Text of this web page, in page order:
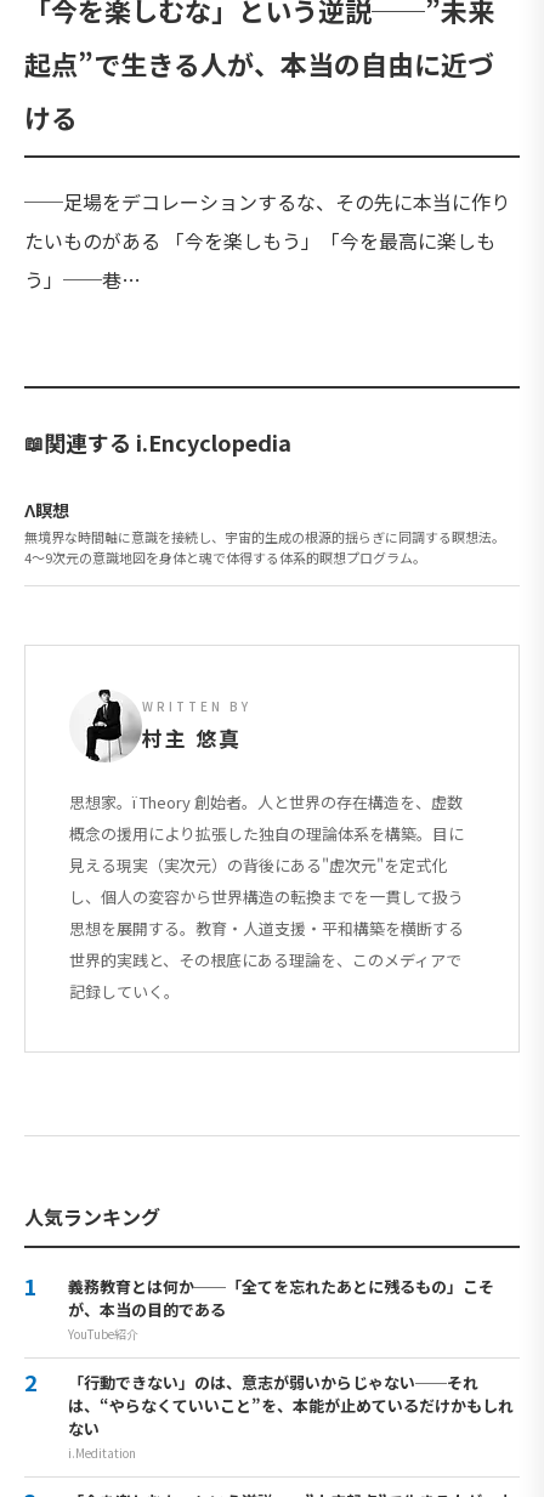
「今を楽しむな」という逆説──”未来
起点”で生きる人が、本当の自由に近づ
ける
──足場をデコレーションするな、その先に本当に作り
たいものがある 「今を楽しもう」「今を最高に楽しも
う」──巷…
関連する i.Encyclopedia
Λ瞑想
無境界な時間軸に意識を接続し、宇宙的生成の根源的揺らぎに同調する瞑想法。
4〜9次元の意識地図を身体と魂で体得する体系的瞑想プログラム。
WRITTEN BY
村主 悠真
思想家。ï Theory 創始者。人と世界の存在構造を、虚数
概念の援用により拡張した独自の理論体系を構築。目に
見える現実（実次元）の背後にある"虚次元"を定式化
し、個人の変容から世界構造の転換までを一貫して扱う
思想を展開する。教育・人道支援・平和構築を横断する
世界的実践と、その根底にある理論を、このメディアで
記録していく。
人気ランキング
義務教育とは何か──「全てを忘れたあとに残るもの」こそ
が、本当の目的である
YouTube紹介
「行動できない」のは、意志が弱いからじゃない──それ
は、“やらなくていいこと”を、本能が止めているだけかもしれ
ない
i.Meditation